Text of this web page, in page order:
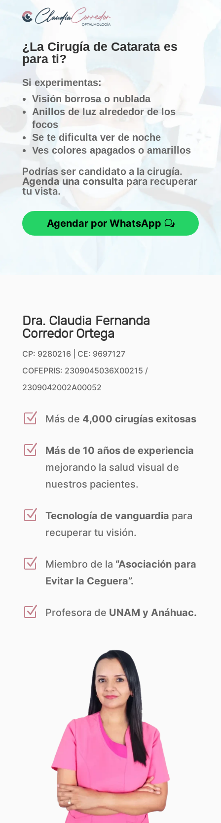
¿La Cirugía de Catarata es
para ti?
Si experimentas:
Visión borrosa o nublada
Anillos de luz alrededor de los
focos
Se te dificulta ver de noche
Ves colores apagados o amarillos
Podrías ser candidato a la cirugía.
Agenda una consulta para recuperar
tu vista.
Agendar por WhatsApp
Dra. Claudia Fernanda
Corredor Ortega
CP: 9280216 | CE: 9697127
COFEPRIS: 2309045036X00215 /
2309042002A00052
Z Más de 4,000 cirugías exitosas
Z
Más de 10 años de experiencia
mejorando la salud visual de
nuestros pacientes.
Z Tecnología de vanguardia para
recuperar tu visión.
Z Miembro de la “Asociación para
Evitar la Ceguera”.
Z Profesora de UNAM y Anáhuac.